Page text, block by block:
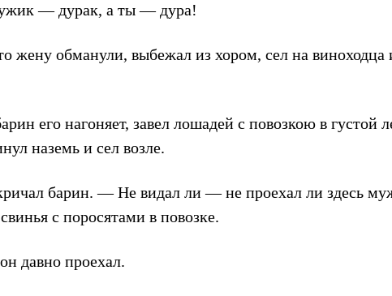
— дурак, а ты — дура!
жену обманули, выбежал из хором, сел на виноходца
его нагоняет, завел лошадей с повозкою в густой
наземь и сел возле.
барин. — Не видал ли — не проехал ли здесь
с поросятами в повозке.
давно проехал.